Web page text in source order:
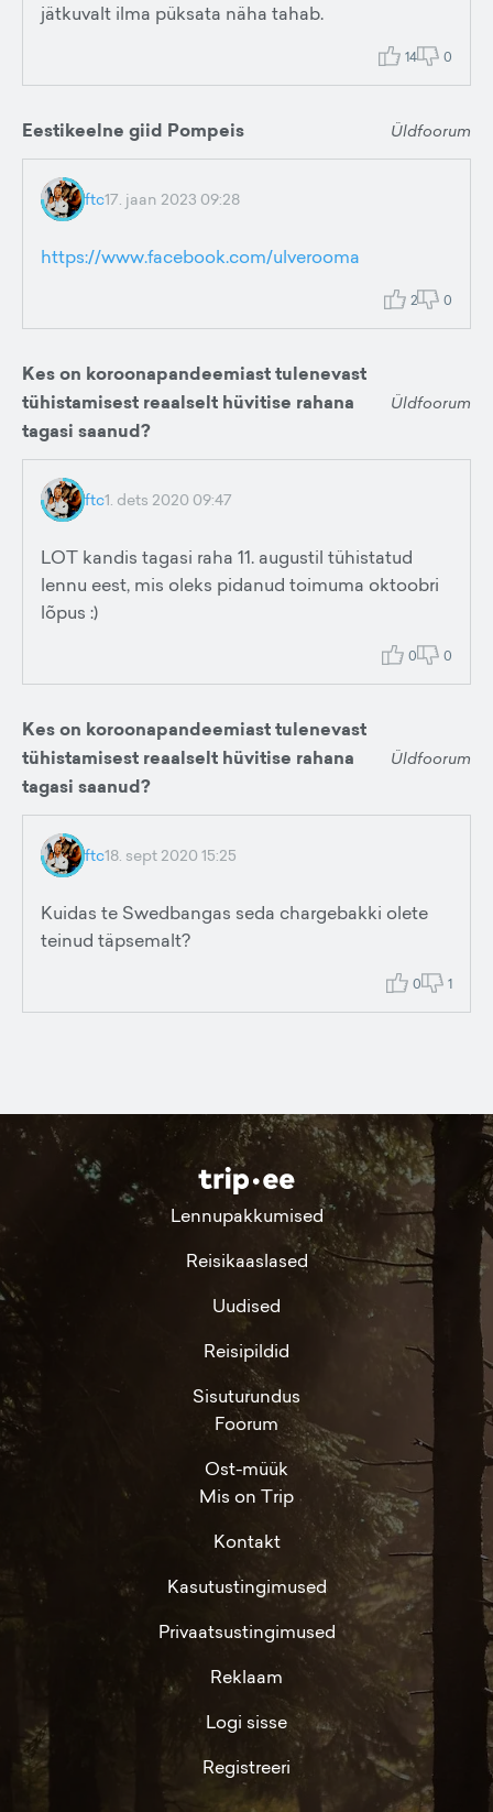
jätkuvalt ilma püksata näha tahab.
14 0
Eestikeelne giid Pompeis Üldfoorum
ftc17. jaan 2023 09:28
https://www.facebook.com/ulverooma
2 0
Kes on koroonapandeemiast tulenevast
tühistamisest reaalselt hüvitise rahana
tagasi saanud?
Üldfoorum
ftc1. dets 2020 09:47
LOT kandis tagasi raha 11. augustil tühistatud
lennu eest, mis oleks pidanud toimuma oktoobri
lõpus :)
0 0
Kes on koroonapandeemiast tulenevast
tühistamisest reaalselt hüvitise rahana
tagasi saanud?
Üldfoorum
ftc18. sept 2020 15:25
Kuidas te Swedbangas seda chargebakki olete
teinud täpsemalt?
0 1
Lennupakkumised
Reisikaaslased
Uudised
Reisipildid
Sisuturundus
Foorum
Ost-müük
Mis on Trip
Kontakt
Kasutustingimused
Privaatsustingimused
Reklaam
Logi sisse
Registreeri